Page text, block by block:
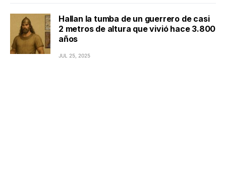
Hallan la tumba de un guerrero de casi
2 metros de altura que vivió hace 3.800
años
JUL 25, 2025